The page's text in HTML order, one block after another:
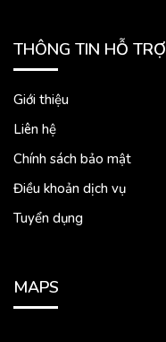
THÔNG TIN HỖ TRỢ
Giới thiệu
Liên hệ
Chính sách bảo mật
Điều khoản dịch vụ
Tuyển dụng
MAPS